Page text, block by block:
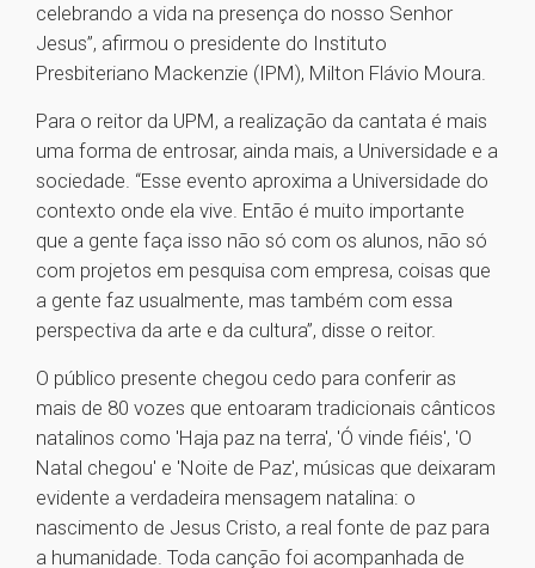
celebrando a vida na presença do nosso Senhor
Jesus”, afirmou o presidente do Instituto
Presbiteriano Mackenzie (IPM), Milton Flávio Moura.
Para o reitor da UPM, a realização da cantata é mais
uma forma de entrosar, ainda mais, a Universidade e a
sociedade. “Esse evento aproxima a Universidade do
contexto onde ela vive. Então é muito importante
que a gente faça isso não só com os alunos, não só
com projetos em pesquisa com empresa, coisas que
a gente faz usualmente, mas também com essa
perspectiva da arte e da cultura”, disse o reitor.
O público presente chegou cedo para conferir as
mais de 80 vozes que entoaram tradicionais cânticos
natalinos como 'Haja paz na terra', 'Ó vinde fiéis', 'O
Natal chegou' e 'Noite de Paz', músicas que deixaram
evidente a verdadeira mensagem natalina: o
nascimento de Jesus Cristo, a real fonte de paz para
a humanidade. Toda canção foi acompanhada de